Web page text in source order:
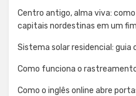
Centro antigo, alma viva:
capitais nordestinas em um
Sistema solar residencial:
Como funciona o
Como o inglês online abre